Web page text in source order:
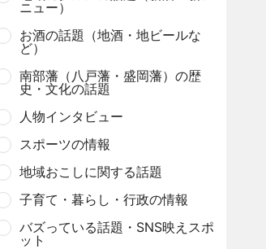
ニュー）
お酒の話題（地酒・地ビールな
ど）
南部藩（八戸藩・盛岡藩）の歴
史・文化の話題
人物インタビュー
スポーツの情報
地域おこしに関する話題
子育て・暮らし・行政の情報
バズっている話題・SNS映えスポ
ット